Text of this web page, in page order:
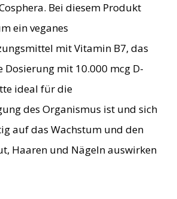
Bei diesem Produkt
ein veganes
mit Vitamin B7, das
Dosierung mit 10.000 mcg D-
ideal für die
des Organismus ist und sich
auf das Wachstum und den
Haaren und Nägeln auswirken